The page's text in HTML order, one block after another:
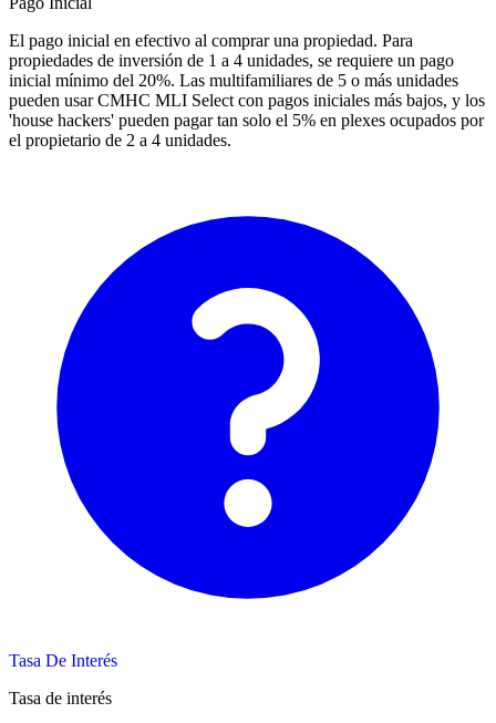
El pago inicial en efectivo al comprar una propiedad. Para
propiedades de inversión de 1 a 4 unidades, se requiere un pago
inicial mínimo del 20%. Las multifamiliares de 5 o más unidades
pueden usar CMHC MLI Select con pagos iniciales más bajos, y los
'house hackers' pueden pagar tan solo el 5% en plexes ocupados por
el propietario de 2 a 4 unidades.
Tasa De Interés
Tasa de interés